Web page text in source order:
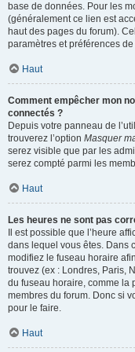
base de données. Pour les
(généralement ce lien est
haut des pages du forum).
paramètres et préférences
Haut
Comment empêcher mon
connectés ?
Depuis votre panneau de
trouverez l’option Masquer
serez visible que par les
serez compté parmi les
Haut
Les heures ne sont pas
Il est possible que l’heure
dans lequel vous êtes. Dans
modifiez le fuseau horaire
trouvez (ex : Londres, Paris,
du fuseau horaire, comme la
membres du forum. Donc si
pour le faire.
Haut